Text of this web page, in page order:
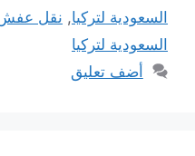
السعودية لتركيا, نقل عفش
السعودية لتركيا
أضف تعليق